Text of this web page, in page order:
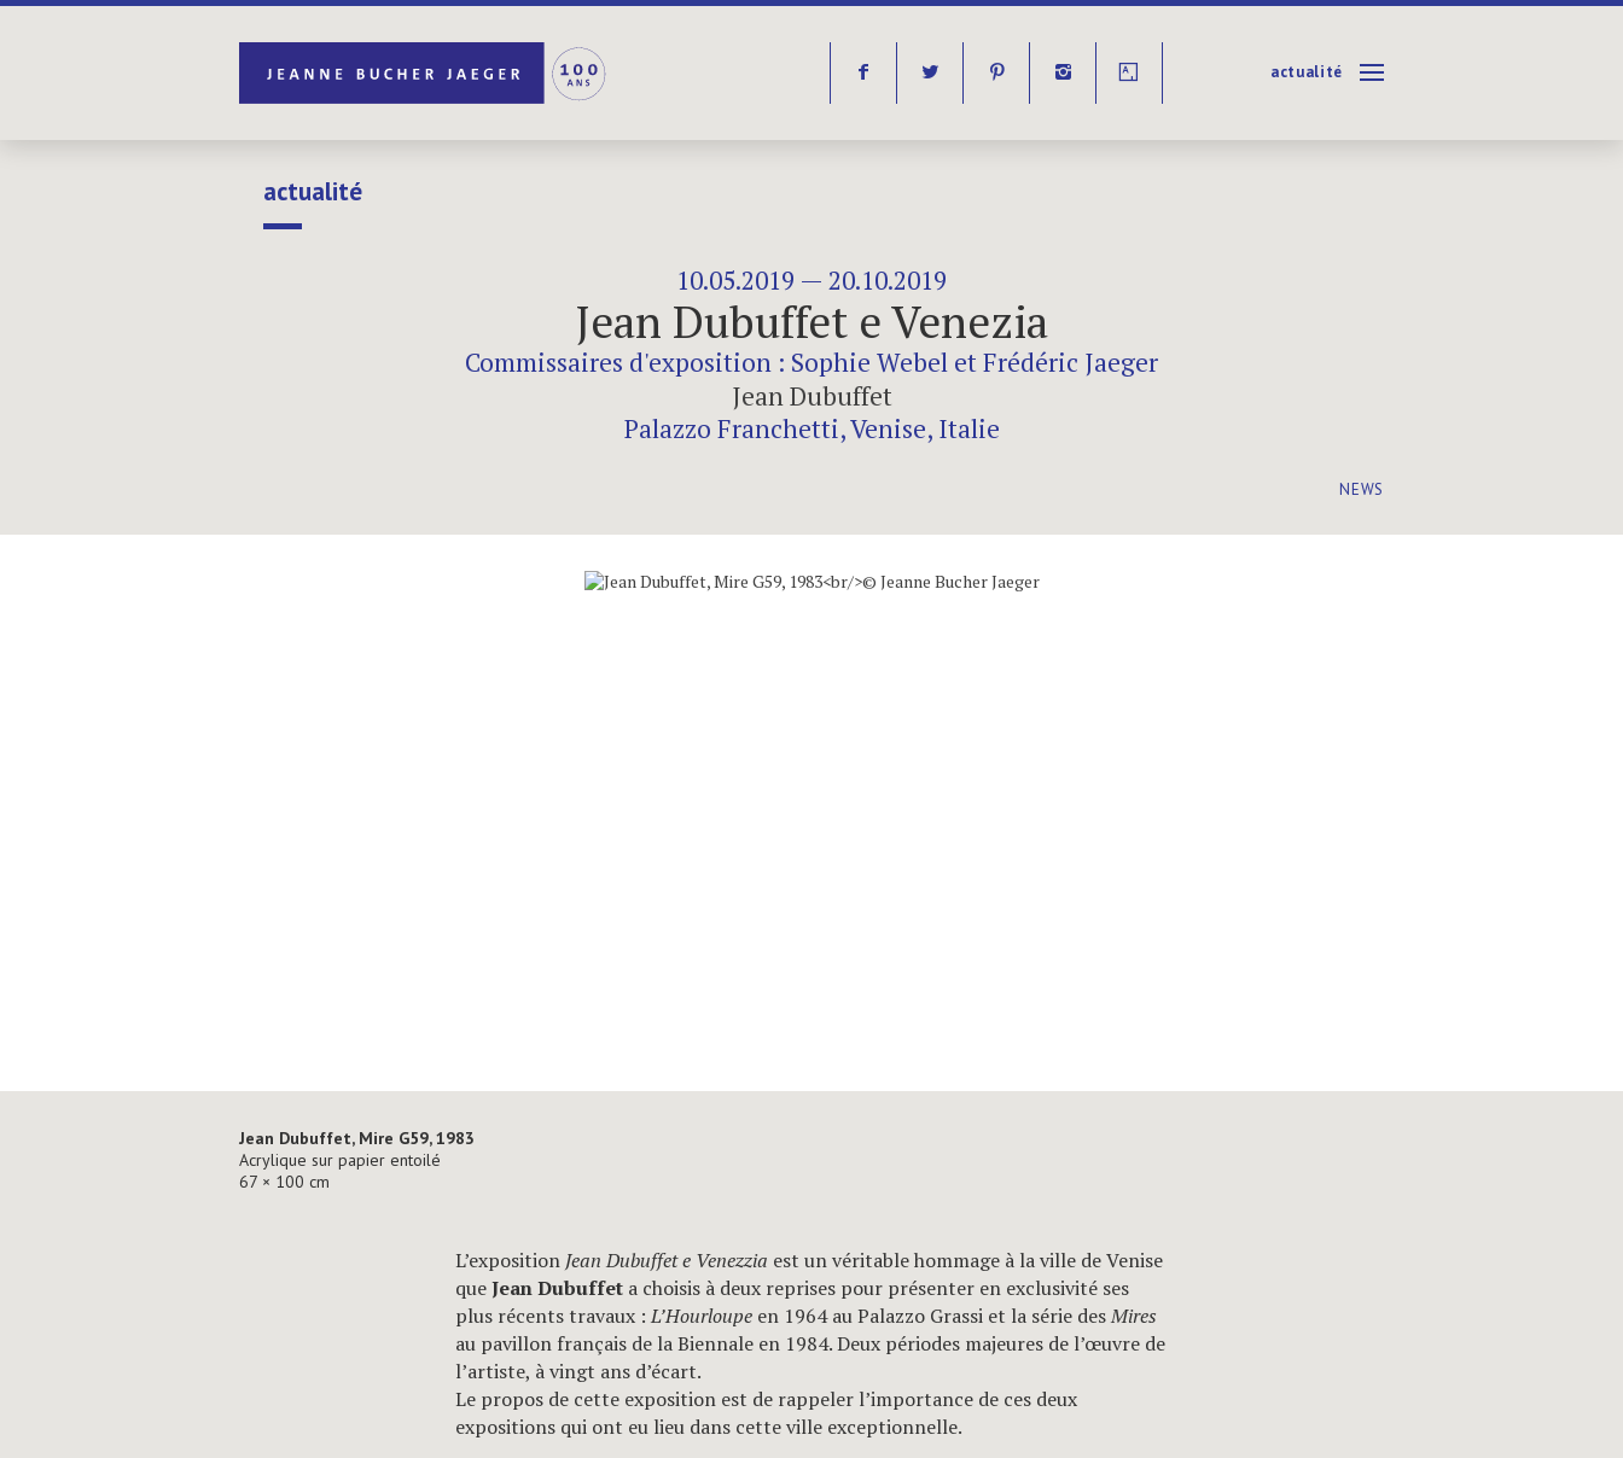
f t p i Y actualité
actualité
10.05.2019 — 20.10.2019
Jean Dubuffet e Venezia
Commissaires d'exposition : Sophie Webel et Frédéric Jaeger
Jean Dubuffet
Palazzo Franchetti, Venise, Italie
NEWS
Jean Dubuffet, Mire G59, 1983
Acrylique sur papier entoilé
67 × 100 cm
L’exposition Jean Dubuffet e Venezzia est un véritable hommage à la ville de Venise
queJean Dubuffet a choisis à deux reprises pour présenter en exclusivité ses
plus récents travaux :L’Hourloupe en 1964 au Palazzo Grassi et la série desMires
au pavillon français de la Biennale en 1984. Deux périodes majeures de l’œuvre de
l’artiste, à vingt ans d’écart.
Le propos de cette exposition est de rappeler l’importance de ces deux
expositions qui ont eu lieu dans cette ville exceptionnelle.